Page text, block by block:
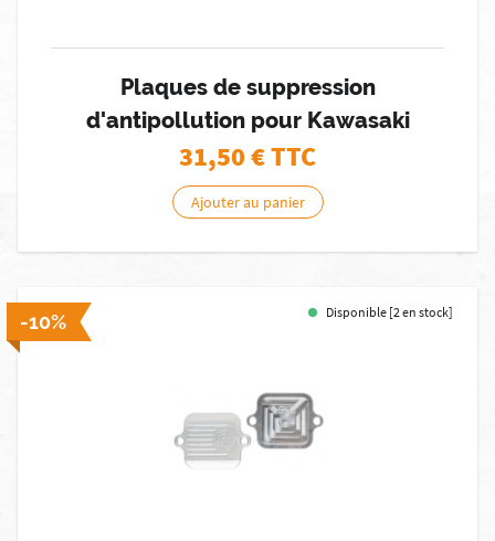
Plaques de suppression
d'antipollution pour Kawasaki
31,50€ TTC
Ajouter au panier
-10% Disponible [2 en stock]